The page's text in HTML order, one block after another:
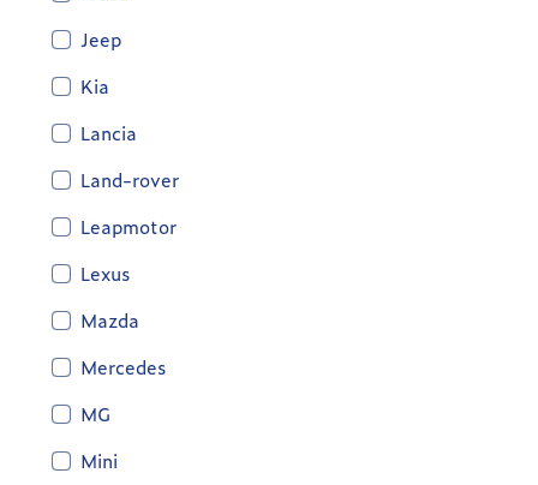
Jeep
Kia
Lancia
Land-rover
Leapmotor
Lexus
Mazda
Mercedes
MG
Mini